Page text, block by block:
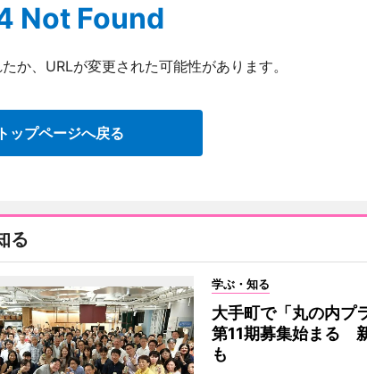
Not Found
か、URLが変更された可能性があります。
ップページへ戻る
る
学ぶ・知る
大手町で「丸の内プ
第11期募集始まる
も